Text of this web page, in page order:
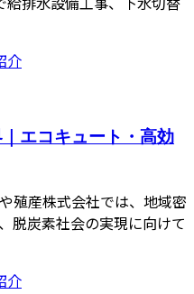
介
エコキュート・高効
殖産株式会社では、地域密
脱炭素社会の実現に向けて
介